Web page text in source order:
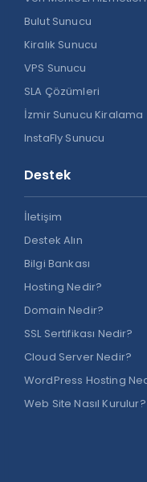
Bulut Sunucu
Kiralık Sunucu
VPS Sunucu
SLA Çözümleri
İzmir Sunucu Kiralama
InstaFly Sunucu
Destek
İletişim
Destek Alın
Bilgi Bankası
Hosting Nedir?
Domain Nedir?
SSL Sertifikası Nedir?
Cloud Server Nedir?
WordPress Hosting
Web Site Nasıl Kurulur?